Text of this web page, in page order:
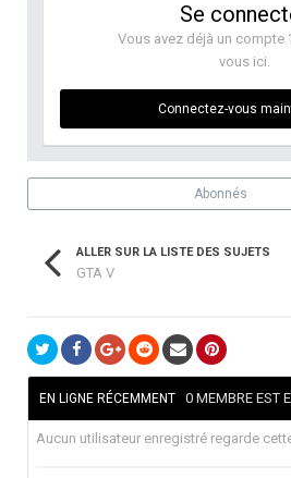
Se
Vous avez déjà un compte
vous ici.
Connectez-vous
Abonnés
ALLER SUR LA LISTE DES SUJETS
GTA V
EN LIGNE RÉCEMMENT 0 MEMBRE EST
Aucun utilisateur enregistré regarde